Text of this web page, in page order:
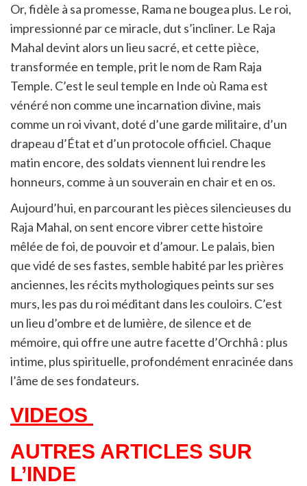
Or, fidèle à sa promesse, Rama ne bougea plus. Le roi,
impressionné par ce miracle, dut s’incliner. Le Raja
Mahal devint alors un lieu sacré, et cette pièce,
transformée en temple, prit le nom de Ram Raja
Temple. C’est le seul temple en Inde où Rama est
vénéré non comme une incarnation divine, mais
comme un roi vivant, doté d’une garde militaire, d’un
drapeau d’État et d’un protocole officiel. Chaque
matin encore, des soldats viennent lui rendre les
honneurs, comme à un souverain en chair et en os.
Aujourd’hui, en parcourant les pièces silencieuses du
Raja Mahal, on sent encore vibrer cette histoire
mêlée de foi, de pouvoir et d’amour. Le palais, bien
que vidé de ses fastes, semble habité par les prières
anciennes, les récits mythologiques peints sur ses
murs, les pas du roi méditant dans les couloirs. C’est
un lieu d’ombre et de lumière, de silence et de
mémoire, qui offre une autre facette d’Orchhâ : plus
intime, plus spirituelle, profondément enracinée dans
l’âme de ses fondateurs.
VIDEOS
AUTRES ARTICLES SUR
L’INDE